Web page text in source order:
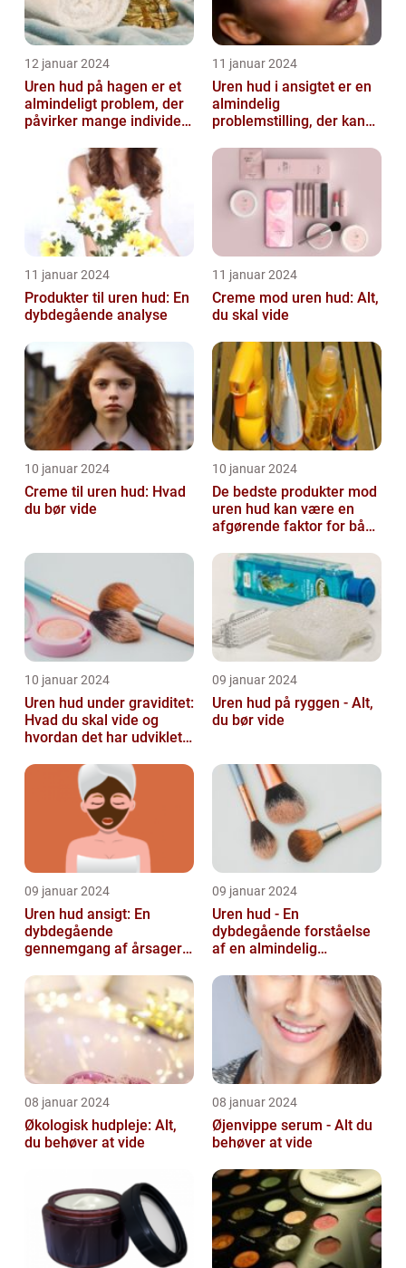
12 januar 2024
Uren hud på hagen er et
almindeligt problem, der
påvirker mange individer,
interesse...
11 januar 2024
Uren hud i ansigtet er en
almindelig
problemstilling, der kan
og voksne
11 januar 2024
Produkter til uren hud: En
dybdegående analyse
11 januar 2024
Creme mod uren hud: Alt,
du skal vide
10 januar 2024
Creme til uren hud: Hvad
du bør vide
10 januar 2024
De bedste produkter mod
uren hud kan være en
afgørende faktor for både
lide...
10 januar 2024
Uren hud under graviditet:
Hvad du skal vide og
hvordan det har udviklet
09 januar 2024
Uren hud på ryggen - Alt,
du bør vide
09 januar 2024
Uren hud ansigt: En
dybdegående
gennemgang af årsager
09 januar 2024
Uren hud - En
dybdegående forståelse
af en almindelig
08 januar 2024
Økologisk hudpleje: Alt,
du behøver at vide
08 januar 2024
Øjenvippe serum - Alt du
behøver at vide